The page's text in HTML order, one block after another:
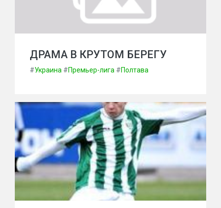
ДРАМА В КРУТОМ БЕРЕГУ
#Украина #Премьер-лига #Полтава